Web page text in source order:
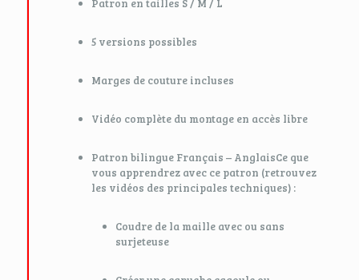
Patron en tailles S / M / L
5 versions possibles
Marges de couture incluses
Vidéo complète du montage en accès libre
Patron bilingue Français – AnglaisCe que
vous apprendrez avec ce patron (retrouvez
les vidéos des principales techniques) :
Coudre de la maille avec ou sans
surjeteuse